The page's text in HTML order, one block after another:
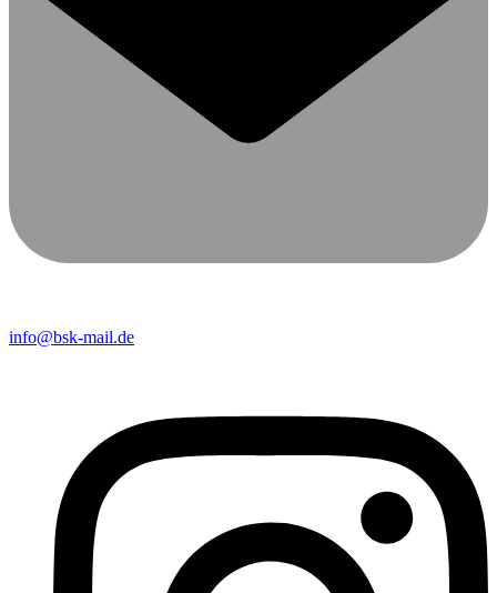
info@bsk-mail.de